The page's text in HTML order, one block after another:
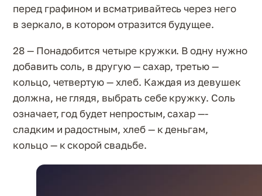
перед графином и всматривайтесь через него
в зеркало, в котором отразится будущее.
28 — Понадобится четыре кружки. В одну нужно
добавить соль, в другую — сахар, третью —
кольцо, четвертую — хлеб. Каждая из девушек
должна, не глядя, выбрать себе кружку. Соль
означает, год будет непростым, сахар —-
сладким и радостным, хлеб — к деньгам,
кольцо — к скорой свадьбе.